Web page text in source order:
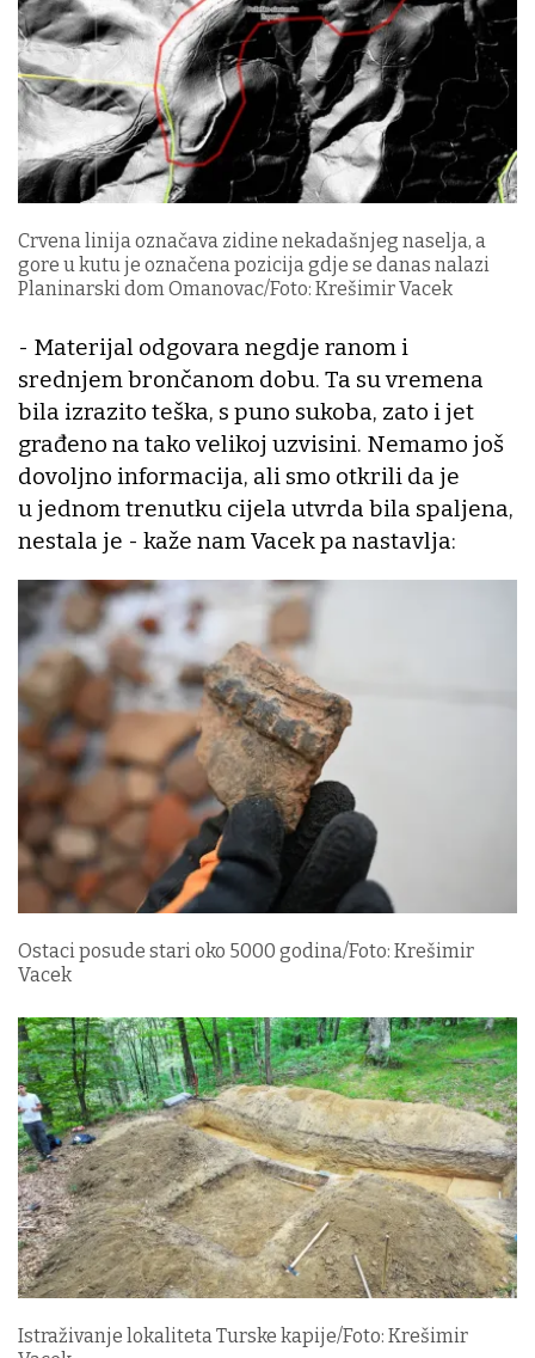
Crvena linija označava zidine nekadašnjeg naselja, a
gore u kutu je označena pozicija gdje se danas nalazi
Planinarski dom Omanovac/Foto: Krešimir Vacek
- Materijal odgovara negdje ranom i
srednjem brončanom dobu. Ta su vremena
bila izrazito teška, s puno sukoba, zato i jet
građeno na tako velikoj uzvisini. Nemamo još
dovoljno informacija, ali smo otkrili da je
u jednom trenutku cijela utvrda bila spaljena,
nestala je - kaže nam Vacek pa nastavlja:
Ostaci posude stari oko 5000 godina/Foto: Krešimir
Vacek
Istraživanje lokaliteta Turske kapije/Foto: Krešimir